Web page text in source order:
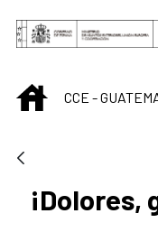
Saut au contenu
INICIO
CCE -
¡Dolores,